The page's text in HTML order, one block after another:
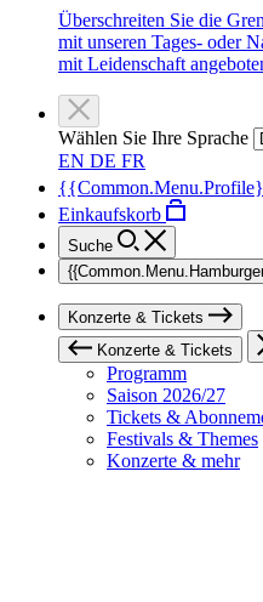
Überschreiten Sie die
mit unseren Tages- oder
mit Leidenschaft
Wählen Sie Ihre Sprache
EN DE FR
Einkaufskorb
Suche
Konzerte & Tickets
Konzerte & Tickets
Programm
Saison 2026/27
Tickets &
Festivals & Themes
Konzerte & mehr